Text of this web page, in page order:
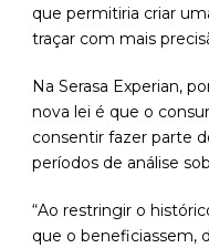
que permitiria criar
traçar com mais
Na Serasa Experian,
nova lei é que o
consentir fazer parte
períodos de análise
“Ao restringir o
que o beneficiassem,